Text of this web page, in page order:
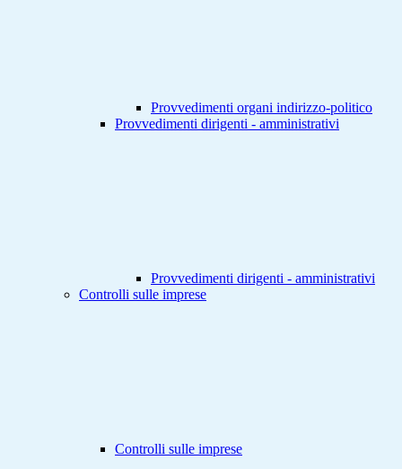
Provvedimenti organi indirizzo-politico
Provvedimenti dirigenti - amministrativi
Provvedimenti dirigenti - amministrativi
Controlli sulle imprese
Controlli sulle imprese